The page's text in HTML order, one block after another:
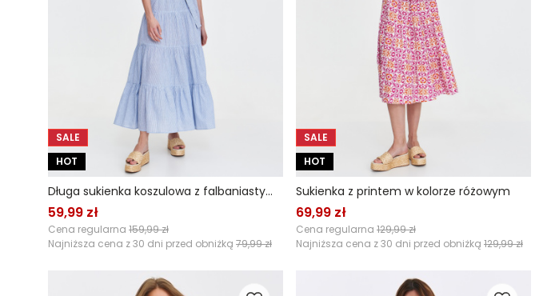
SALE
HOT
Długa sukienka koszulowa z falbaniastym dołem
59,99 zł
Cena regularna 159,99 zł
Najniższa cena z 30 dni przed obniżką 79,99 zł
SALE
HOT
Sukienka z printem w kolorze różowym
69,99 zł
Cena regularna 129,99 zł
Najniższa cena z 30 dni przed obniżką 129,99 zł